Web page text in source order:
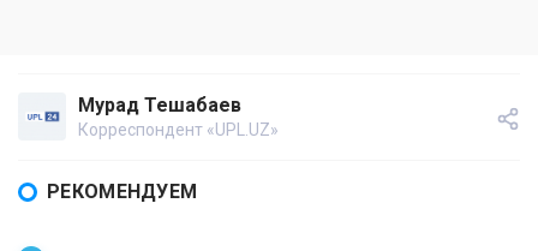
Мурад Тешабаев
Корреспондент «UPL.UZ»
РЕКОМЕНДУЕМ